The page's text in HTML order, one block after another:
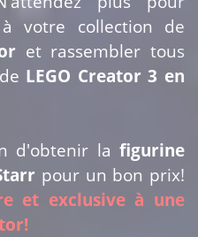
à votre collection de
et rassembler tous
LEGO Creator 3 en
d'obtenir la figurine
pour un bon prix!
et exclusive à une